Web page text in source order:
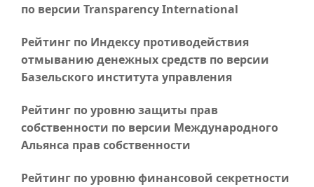
по версии Transparency International
Рейтинг по Индексу противодействия
отмыванию денежных средств по версии
Базельского института управления
Рейтинг по уровню защиты прав
собственности по версии Международного
Альянса прав собственности
Рейтинг по уровню финансовой секретности